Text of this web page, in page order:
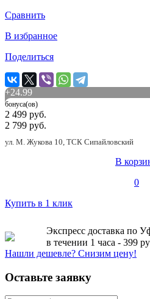
Сравнить
В избранное
Поделиться
+24.99
бонуса(ов)
2 499 руб.
2 799 руб.
ул. М. Жукова 10, ТСК Сипайловский
В
0
Купить в 1 клик
Экспресс доставка по
в течении 1 часа - 399
Нашли дешевле? Снизим цену!
Оставьте заявку